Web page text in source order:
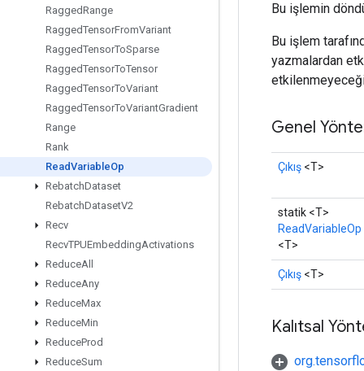
RaggedRange
RaggedTensorFromVariant
RaggedTensorToSparse
RaggedTensorToTensor
RaggedTensorToVariant
RaggedTensorToVariantGradient
Range
Rank
ReadVariableOp
RebatchDataset
RebatchDatasetV2
Recv
RecvTPUEmbeddingActivations
ReduceAll
ReduceAny
ReduceMax
ReduceMin
ReduceProd
ReduceSum
Bu işlemin
Bu işlem
yazmalardan
Genel
Çıkış <T>
statik <T>
ReadVariableOp
<T>
Çıkış <T>
Kalıtsal